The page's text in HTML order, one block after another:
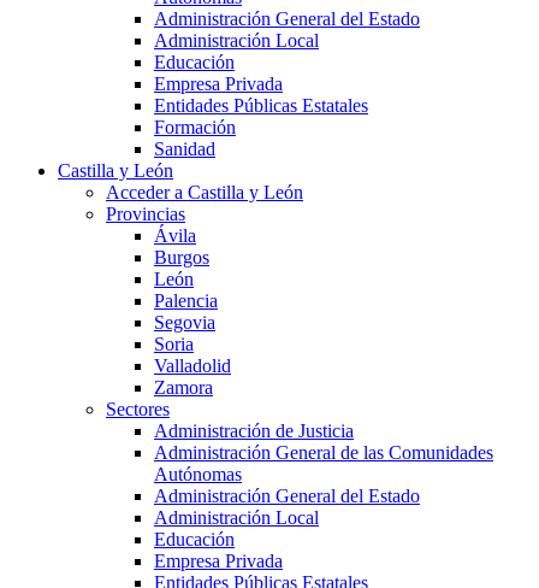
Administración General del Estado
Administración Local
Educación
Empresa Privada
Entidades Públicas Estatales
Formación
Sanidad
Castilla y León
Acceder a Castilla y León
Provincias
Ávila
Burgos
León
Palencia
Segovia
Soria
Valladolid
Zamora
Sectores
Administración de Justicia
Administración General de las Comunidades
Autónomas
Administración General del Estado
Administración Local
Educación
Empresa Privada
Entidades Públicas Estatales